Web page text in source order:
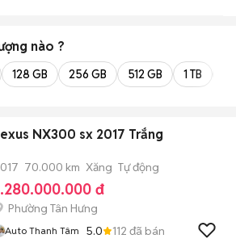
nào ?
128 GB 256 GB 512 GB 1 TB
NX300 sx 2017 Trắng
70.000 km Xăng Tự động
đ
Phường Tân Hưng
Auto Thanh Tâm 5.0 112 đã bán